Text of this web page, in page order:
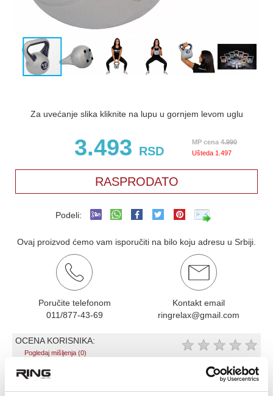
Za uvećanje slika kliknite na lupu u gornjem levom uglu
3.493 RSD
MP cena 4.990
Ušteda 1.497
RASPRODATO
Podeli:
Ovaj proizvod ćemo vam isporučiti na bilo koju adresu u Srbiji.
Poručite telefonom
011/877-43-69
Kontakt email
ringrelax@gmail.com
OCENA KORISNIKA:
Pogledaj mišljenja (0) ★ ★ ★ ★ ★